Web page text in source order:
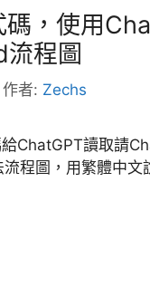
碼，使用
程圖
作者: Zechs
ChatGPT讀取請
程圖，用繁體中文